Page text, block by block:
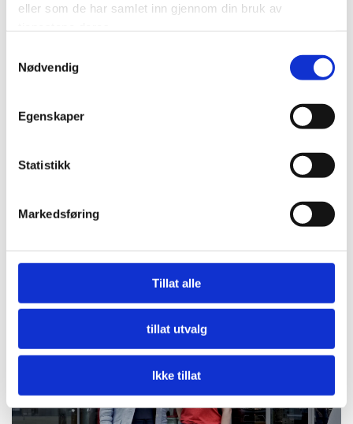
eller som de har samlet inn gjennom din bruk av
Nødvendig
Egenskaper
Statistikk
Markedsføring
Tillat alle
tillat utvalg
Ikke tillat
Nå må offentlige innkjøpere etterspørre miljø